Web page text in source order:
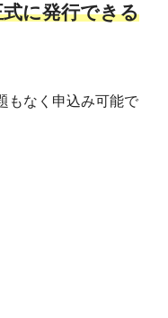
に発行できる
もなく申込み可能で